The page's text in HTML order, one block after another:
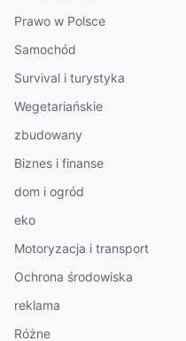
Prawo w Polsce
Samochód
Survival i turystyka
Wegetariańskie
zbudowany
Biznes i finanse
dom i ogród
eko
Motoryzacja i transport
Ochrona środowiska
reklama
Różne